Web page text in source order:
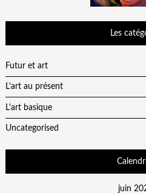
Les
Futur et art
L'art au présent
L'art basique
Uncategorised
juin